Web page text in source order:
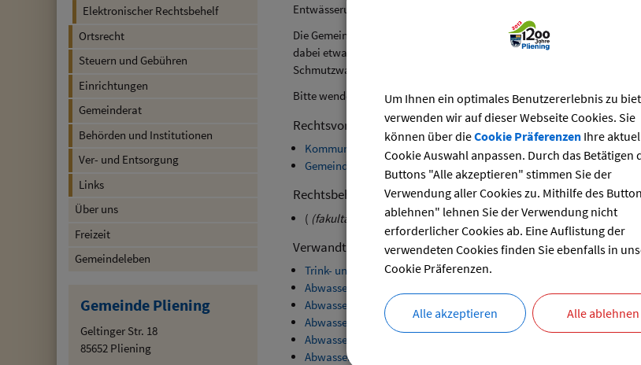
Elektronischer Rechtsbehelf
Ortsrecht
Steuern und Gebühren
Einrichtungen
Gemeinderat
Behörden und Institutionen
Ver- und Entsorgung
Links
Über uns
Freizeit
Gemeindeleben
Gemeinde Pliening
Geltinger Str. 18
85652 Pliening
Entwässerungsanlage zugeführt werden, Abwassergebühren an die
Die Gemeinden können dabei zur konkreten Ermittlung der
dabei etwa einheitliche Einleitungsgebühren nach dem sog.
Schmutzwassergebühren differenzierte Gebührenfestsetzungen.
Bitte wenden Sie sich für nähere Informationen zu den konkreten
Rechtsvorschriften
Kommunalabgabengesetz (KAG)
Gemeindliche Beitrags- und Gebührensatzung zur
Rechtsbehelfsbelehrung
( (fakultatives) Widerspruchsverfahren)
Verwandte Leistungen
Trink- und Abwasseranlage; Beantragung einer Härtefallförderung
Abwasserentsorgung; Durchführung
Abwasserentsorgung über Kleinkläranlagen; Mitteilung des
Abwasserentsorgung; Beantragung eines Grundstücksanschlusses
Abwasserentsorgung; Beantragung einer Befreiung oder
Abwasser; Zahlung von Entwässerungsbeiträgen
Um Ihnen ein optimales Benutzererlebnis zu
verwenden wir auf dieser Webseite Cookies. Sie
können über dieCookie PräferenzenIhre
Cookie Auswahl anpassen. Durch das Betätigen
Buttons "Alle akzeptieren" stimmen Sie der
Verwendung aller Cookies zu. Mithilfe des
ablehnen" lehnen Sie der Verwendung nicht
erforderlicher Cookies ab. Eine Auflistung der
verwendeten Cookies finden Sie ebenfalls in
Cookie Präferenzen.
Alle akzeptieren Alle ablehnen